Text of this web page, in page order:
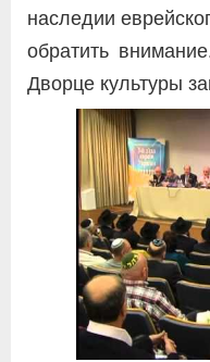
наследии
обратить
Дворце культуры